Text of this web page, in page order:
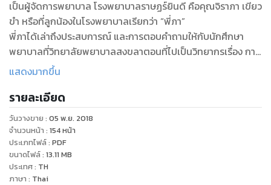
เป็นผู้จัดการพยาบาล โรงพยาบาลราษฏร์ยินดี คือคุณจิราภา เขียว
ขำ หรือที่ลูกน้องในโรงพยาบาลเรียกว่า “พี่ภา”
พี่ภาได้เล่าถึงประสบการณ์ และการตอบคำถามให้กับนักศึกษา
พยาบาลที่วิทยาลัยพยาบาลสงขลาตอนที่ไปเป็นวิทยากรเรื่อง การ
บริการพยาบาลเชิงธุรกิจ ให้กับพยาบาลหลายๆท่านฟัง รวมถึงตัว
คุณค่า’ มาก จึงขออนุญาตพี่ภาในการพิมพ์ข้อมูลที่ได้บรรดา
นักศึกษาพยาบาลสอบถามมายังพี่ภา และถ่ายทอดเรื่องราวเหล่า
นั้นลงในหนังสือเล่มนี้
พยาบาลไม่ว่าจะทำงานที่ไหน โรงพยาบาลรัฐบาล หรือโรงพยาบาล
เอกชน ถ้าคุณรู้จักหน้าที่และความรับผิดชอบที่ทำอย่างเต็มที่ คุณก็
แสดงมากขึ้น
รายละเอียด
วันวางขาย : 05 พ.ย. 2018
จำนวนหน้า : 154หน้า
ประเภทไฟล์: PDF
ขนาดไฟล์: 13.11 MB
ประเทศ: TH
ภาษา : Thai